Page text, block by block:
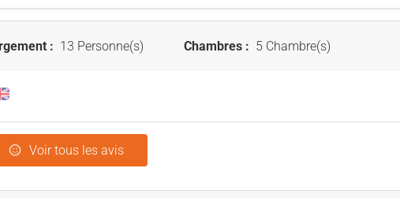
: 13 Personne(s) Chambres : 5 Chambre(s)
Voir tous les avis